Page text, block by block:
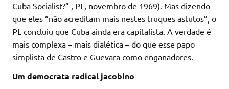
Cuba Socialist?” , PL, novembro de 1969). Mas dizendo
que eles “não acreditam mais nestes truques astutos”, o
PL concluiu que Cuba ainda era capitalista. A verdade é
mais complexa – mais dialética – do que esse papo
simplista de Castro e Guevara como enganadores.
Um democrata radical jacobino